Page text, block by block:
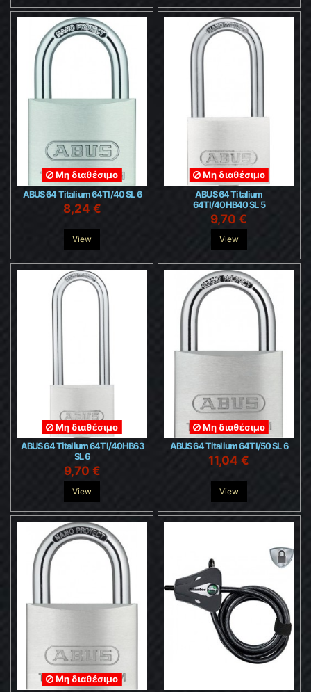
Μη διαθέσιμο
ABUS 64 Titalium 64TI/40 SL 6
8,24 €
View
Μη διαθέσιμο
ABUS 64 Titalium
64TI/40HB40 SL 5
9,70 €
View
Μη διαθέσιμο
ABUS 64 Titalium 64TI/40HB63
SL 6
9,70 €
View
Μη διαθέσιμο
ABUS 64 Titalium 64TI/50 SL 6
11,04 €
View
Μη διαθέσιμο